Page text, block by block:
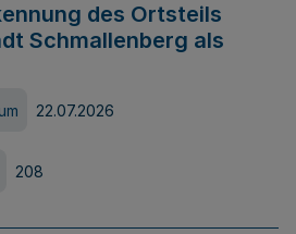
des Ortsteils
Schmallenberg als
22.07.2026
208